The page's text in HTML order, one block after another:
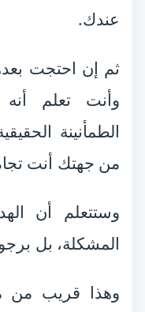
عندك.
ثم إن احتجت
وأنت تعلم
الطمأنينة
من جهتك أنت
وستتعلم أن
المشكلة، بل
وهذا قريب